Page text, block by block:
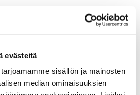
evästeitä
sisällön ja mainosten
median ominaisuuksien